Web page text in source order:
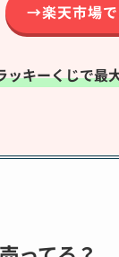
→楽天市場で
ッキーくじで最